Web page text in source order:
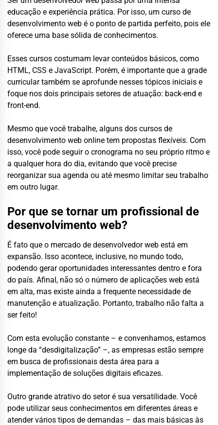
educação e experiência prática. Por isso, um curso de
desenvolvimento web é o ponto de partida perfeito, pois ele
oferece uma base sólida de conhecimentos.
Esses cursos costumam levar conteúdos básicos, como
HTML, CSS e JavaScript. Porém, é importante que a grade
curricular também se aprofunde nesses tópicos iniciais e
foque nos dois principais setores de atuação: back-end e
front-end.
Mesmo que você trabalhe, alguns dos cursos de
desenvolvimento web online tem propostas flexíveis. Com
isso, você pode seguir o cronograma no seu próprio ritmo e
a qualquer hora do dia, evitando que você precise
reorganizar sua agenda ou até mesmo limitar seu trabalho
em outro lugar.
Por que se tornar um profissional de
desenvolvimento web?
É fato que o mercado de desenvolvedor web está em
expansão. Isso acontece, inclusive, no mundo todo,
podendo gerar oportunidades interessantes dentro e fora
do país. Afinal, não só o número de aplicações web está
em alta, mas existe ainda a frequente necessidade de
manutenção e atualização. Portanto, trabalho não falta a
ser feito!
Com esta evolução constante – e convenhamos, estamos
longe da “desdigitalização” –, as empresas estão sempre
em busca de profissionais desta área para a
implementação de soluções digitais eficazes.
Outro grande atrativo do setor é sua versatilidade. Você
pode utilizar seus conhecimentos em diferentes áreas e
atender vários tipos de demandas – das mais básicas às